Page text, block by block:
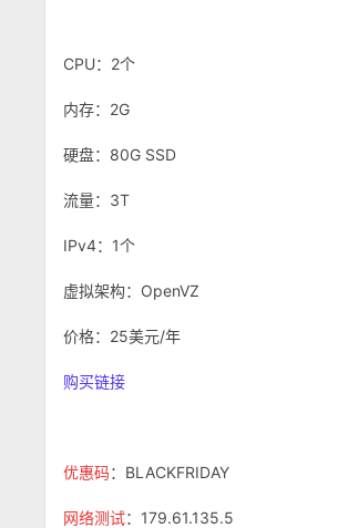
CPU：2个
内存：2G
硬盘：80G SSD
流量：3T
IPv4：1个
虚拟架构：OpenVZ
价格：25美元/年
购买链接
优惠码：BLACKFRIDAY
网络测试：179.61.135.5